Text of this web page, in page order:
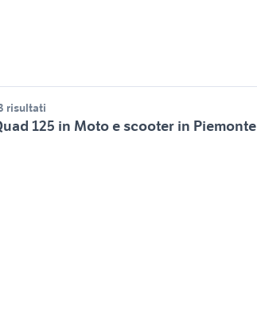
risultati
125 in Moto e scooter in Piemonte